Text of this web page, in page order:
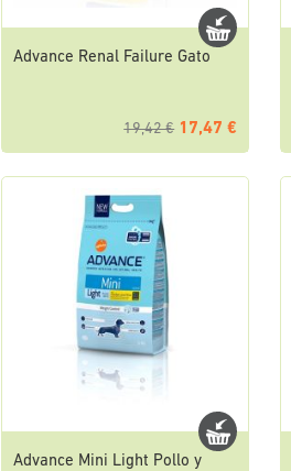
Advance Renal Failure Gato
19,42 € 17,47 €
Advance Mini Light Pollo y